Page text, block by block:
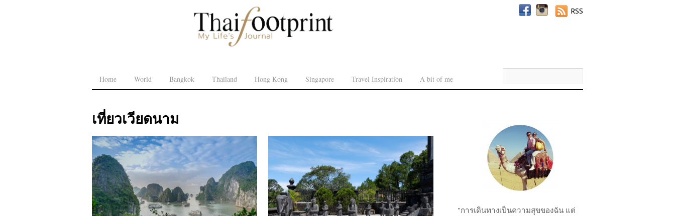
Home World Bangkok Thailand Hong Kong Singapore Travel Inspiration A bit of me
RSS
เที่ยวเวียดนาม
"การเดินทางเป็นความสุขของฉัน แต่